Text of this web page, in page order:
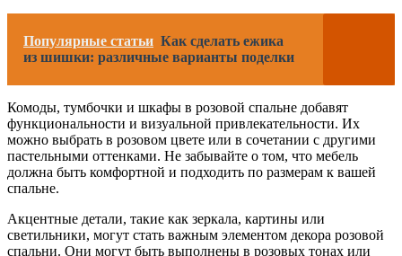
Популярные статьи Как сделать ежика
из шишки: различные варианты поделки
Комоды, тумбочки и шкафы в розовой спальне добавят
функциональности и визуальной привлекательности. Их
можно выбрать в розовом цвете или в сочетании с другими
пастельными оттенками. Не забывайте о том, что мебель
должна быть комфортной и подходить по размерам к вашей
спальне.
Акцентные детали, такие как зеркала, картины или
светильники, могут стать важным элементом декора розовой
спальни. Они могут быть выполнены в розовых тонах или